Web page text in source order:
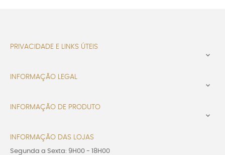
PRIVACIDADE E LINKS ÚTEIS

INFORMAÇÃO LEGAL

INFORMAÇÃO DE PRODUTO

INFORMAÇÃO DAS LOJAS
Segunda a Sexta: 9H00 - 18H00